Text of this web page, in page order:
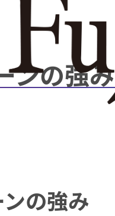
ンの強み
の強み